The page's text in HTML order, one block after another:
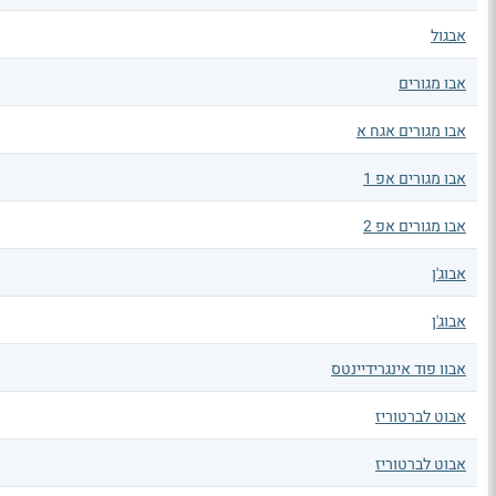
אבגול
אבו מגורים
אבו מגורים אגח א
אבו מגורים אפ 1
אבו מגורים אפ 2
אבוג'ן
אבוג'ן
אבוו פוד אינגרידיינטס
אבוט לברטוריז
אבוט לברטוריז